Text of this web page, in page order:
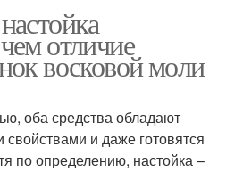
отличие
восковой моли
оба средства обладают
и даже готовятся
по определению, настойка –